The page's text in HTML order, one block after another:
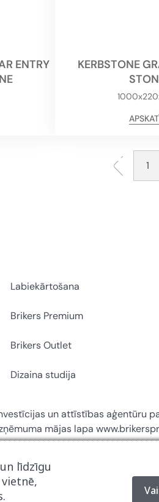
ENTRY
KERBSTONE
1
Labiekārtošana
Brikers Premium
Brikers Outlet
Dizaina studija
un attīstības
mājas lapa
līdzīgu